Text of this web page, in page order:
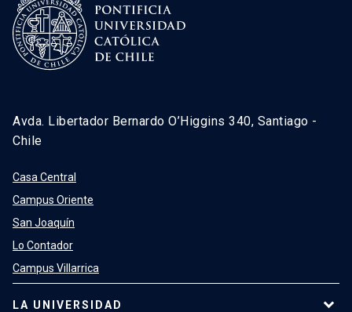
Avda. Libertador Bernardo O’Higgins 340, Santiago -
Chile
Casa Central
Campus Oriente
San Joaquín
Lo Contador
Campus Villarrica
LA UNIVERSIDAD